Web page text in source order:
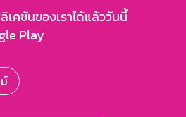
เคชันของเราได้แล้ววันนี้
Play